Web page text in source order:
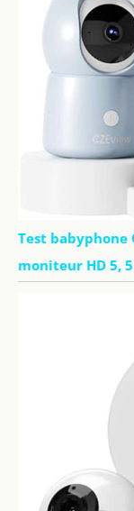
Test babyphone
moniteur HD 5, 5